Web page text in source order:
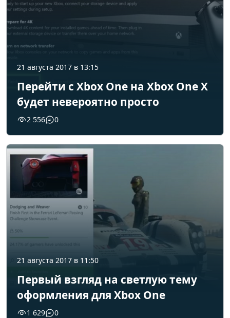
21 августа 2017 в 13:15
Перейти с Xbox One на Xbox One X
будет невероятно просто
2 556 0
21 августа 2017 в 11:50
Первый взгляд на светлую тему
оформления для Xbox One
1 629 0